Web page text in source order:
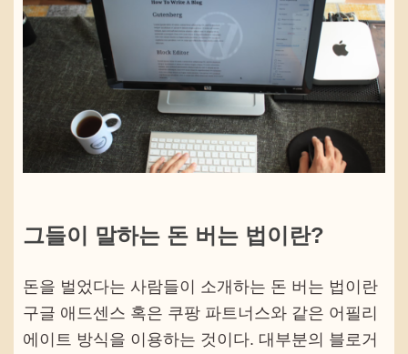
그들이 말하는 돈 버는 법이란?
돈을 벌었다는 사람들이 소개하는 돈 버는 법이란
구글 애드센스 혹은 쿠팡 파트너스와 같은 어필리
에이트 방식을 이용하는 것이다. 대부분의 블로거